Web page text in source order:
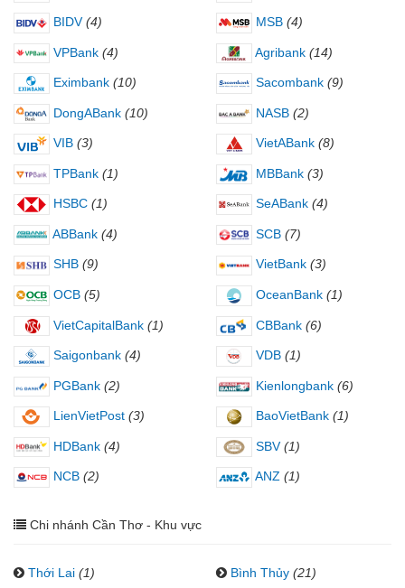
BIDV (4) MSB (4)
VPBank (4) Agribank (14)
Eximbank (10) Sacombank (9)
DongABank (10) NASB (2)
VIB (3) VietABank (8)
TPBank (1) MBBank (3)
HSBC (1) SeABank (4)
ABBank (4) SCB (7)
SHB (9) VietBank (3)
OCB (5) OceanBank (1)
VietCapitalBank (1) CBBank (6)
Saigonbank (4) VDB (1)
PGBank (2) Kienlongbank (6)
LienVietPost (3) BaoVietBank (1)
HDBank (4) SBV (1)
NCB (2) ANZ (1)
Chi nhánh Cần Thơ - Khu vực
Thới Lai (1) Bình Thủy (21)